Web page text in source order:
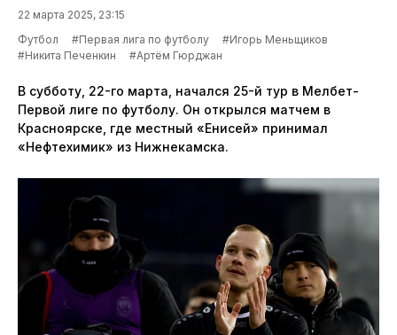
22 марта 2025, 23:15
Футбол
#Первая лига по футболу
#Игорь Меньщиков
#Никита Печенкин
#Артём Гюрджан
В субботу, 22-го марта, начался 25-й тур в Мелбет-
Первой лиге по футболу. Он открылся матчем в
Красноярске, где местный «Енисей» принимал
«Нефтехимик» из Нижнекамска.